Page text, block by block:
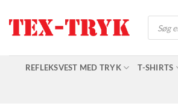
indhold
Products
search
REFLEKSVEST MED TRYK T-SHIRTS